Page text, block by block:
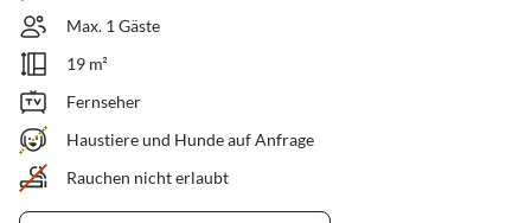
Max. 1 Gäste
19 m²
Fernseher
Haustiere und Hunde auf Anfrage
Rauchen nicht erlaubt